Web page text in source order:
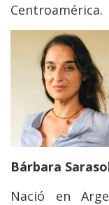
Centroamérica.
Bárbara
Nació en